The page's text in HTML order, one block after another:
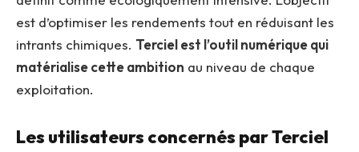
est d’optimiser les rendements tout en réduisant les
intrants chimiques. Terciel est l’outil numérique qui
matérialise cette ambition au niveau de chaque
exploitation.
Les utilisateurs concernés par Terciel